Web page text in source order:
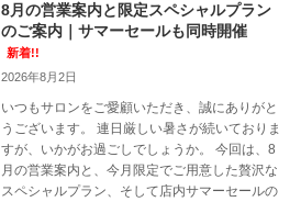
8月の営業案内と限定スペシャルプラン
のご案内｜サマーセールも同時開催
新着!!
2026年8月2日
いつもサロンをご愛顧いただき、誠にありがと
うございます。 連日厳しい暑さが続いておりま
すが、いかがお過ごしでしょうか。 今回は、8
月の営業案内と、今月限定でご用意した贅沢な
スペシャルプラン、そして店内サマーセールの